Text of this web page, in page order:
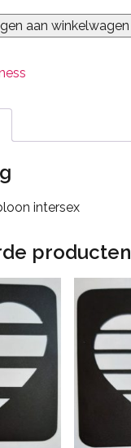
aan winkelwagen
intersex
producten